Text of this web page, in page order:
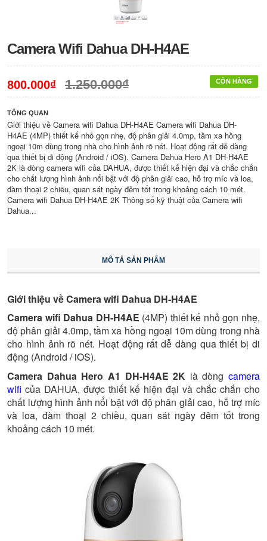
Camera Wifi Dahua DH-H4AE
CÒN HÀNG
800.000₫ 1.250.000₫
TỔNG QUAN
Giới thiệu về Camera wifi Dahua DH-H4AE Camera wifi Dahua DH-
H4AE (4MP) thiết kế nhỏ gọn nhẹ, độ phân giải 4.0mp, tầm xa hồng
ngoại 10m dùng trong nhà cho hình ảnh rõ nét. Hoạt động rất dễ dàng
qua thiết bị di động (Android / iOS). Camera Dahua Hero A1 DH-H4AE
2K là dòng camera wifi của DAHUA, được thiết kế hiện đại và chắc chắn
cho chất lượng hình ảnh nổi bật với độ phân giải cao, hỗ trợ míc và loa,
đàm thoại 2 chiều, quan sát ngày đêm tốt trong khoảng cách 10 mét.
Camera wifi Dahua DH-H4AE 2K Thông số kỹ thuật của Camera wifi
Dahua...
MÔ TẢ SẢN PHẨM
Giới thiệu về Camera wifi Dahua DH-H4AE
Camera wifi Dahua DH-H4AE (4MP) thiết kế nhỏ gọn nhẹ,
độ phân giải 4.0mp, tầm xa hồng ngoại 10m dùng trong nhà
cho hình ảnh rõ nét. Hoạt động rất dễ dàng qua thiết bị di
động (Android / iOS).
Camera Dahua Hero A1 DH-H4AE 2K là dòng camera
wifi của DAHUA, được thiết kế hiện đại và chắc chắn cho
chất lượng hình ảnh nổi bật với độ phân giải cao, hỗ trợ míc
và loa, đàm thoại 2 chiều, quan sát ngày đêm tốt trong
khoảng cách 10 mét.